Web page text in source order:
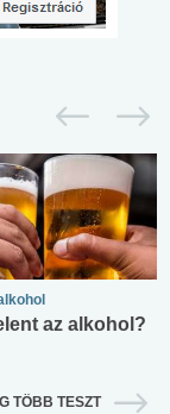
az alkohol?
TÖBB TESZT